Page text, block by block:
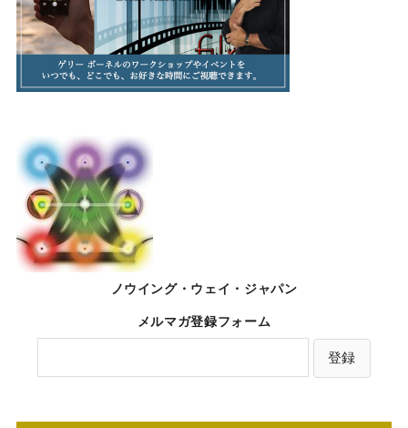
ノウイング・ウェイ・ジャパン
メルマガ登録フォーム